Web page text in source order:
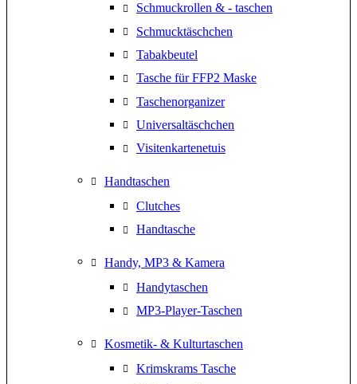
Schmuckrollen & - taschen
Schmucktäschchen
Tabakbeutel
Tasche für FFP2 Maske
Taschenorganizer
Universaltäschchen
Visitenkartenetuis
Handtaschen
Clutches
Handtasche
Handy, MP3 & Kamera
Handytaschen
MP3-Player-Taschen
Kosmetik- & Kulturtaschen
Krimskrams Tasche